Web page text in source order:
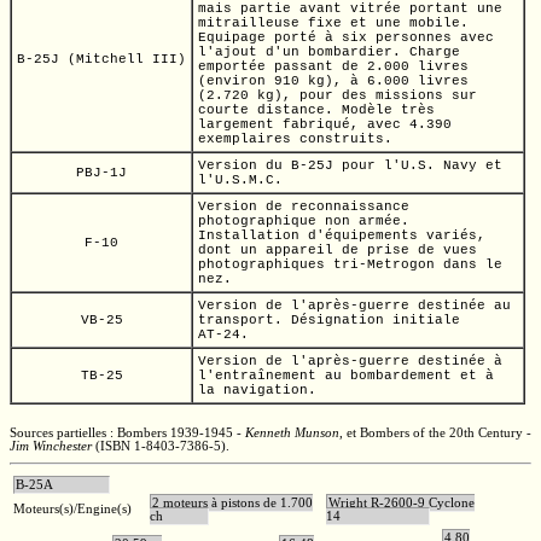
B-25J (Mitchell III)
mais partie avant vitrée portant une
mitrailleuse fixe et une mobile.
Equipage porté à six personnes avec
l'ajout d'un bombardier. Charge
emportée passant de 2.000 livres
(environ 910 kg), à 6.000 livres
(2.720 kg),
pour des missions sur
courte distance. Modèle très
largement fabriqué, avec 4.390
exemplaires construits.
PBJ-1J Version du B-25J pour l'U.S.
Navy et
l'U.S.M.C.
F-10
Version de reconnaissance
photographique non armée.
Installation d'équipements variés,
dont un appareil de prise de vues
photographiques tri-Metrogon dans le
nez.
VB-25
Version de l'après-guerre destinée au
transport. Désignation initiale
AT-24.
TB-25
Version de l'après-guerre destinée à
l'entraînement au bombardement et à
la navigation.
Sources partielles : Bombers 1939-1945 - Kenneth Munson
et Bombers of the 20th Century -
Jim Winchester(ISBN 1-8403-7386-5).
B-25A
Moteurs(s)/Engine(s)
2 moteurs à pistons de 1.700
ch
Wright R-2600-9 Cyclone
14
4,80